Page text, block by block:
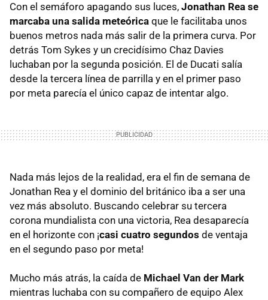
Con el semáforo apagando sus luces, Jonathan Rea se
marcaba una salida meteórica que le facilitaba unos
buenos metros nada más salir de la primera curva. Por
detrás Tom Sykes y un crecidísimo Chaz Davies
luchaban por la segunda posición. El de Ducati salía
desde la tercera línea de parrilla y en el primer paso
por meta parecía el único capaz de intentar algo.
Nada más lejos de la realidad, era el fin de semana de
Jonathan Rea y el dominio del británico iba a ser una
vez más absoluto. Buscando celebrar su tercera
corona mundialista con una victoria, Rea desaparecía
en el horizonte con ¡casi cuatro segundos de ventaja
en el segundo paso por meta!
Mucho más atrás, la caída de Michael Van der Mark
mientras luchaba con su compañero de equipo Alex